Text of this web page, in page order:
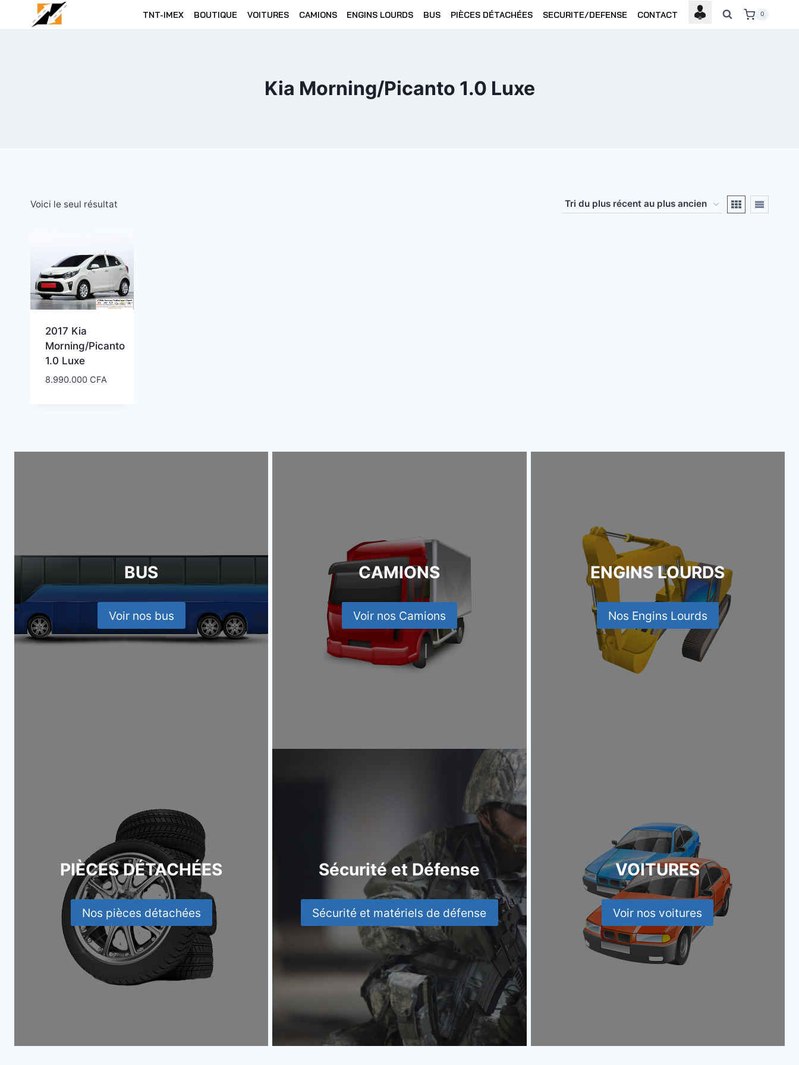
TNT-IMEX BOUTIQUE VOITURES CAMIONS ENGINS LOURDS BUS PIÈCES DÉTACHÉES SECURITE/DEFENSE CONTACT 0
Kia Morning/Picanto 1.0 Luxe
Voici le seul résultat
2017 Kia
Morning/Picanto
1.0 Luxe
8.990.000 CFA
BUS
Voir nos bus
CAMIONS
Voir nos Camions
ENGINS LOURDS
Nos Engins Lourds
PIÈCES DÉTACHÉES
Nos pièces détachées
Sécurité et Défense
Sécurité et matériels de défense
VOITURES
Voir nos voitures